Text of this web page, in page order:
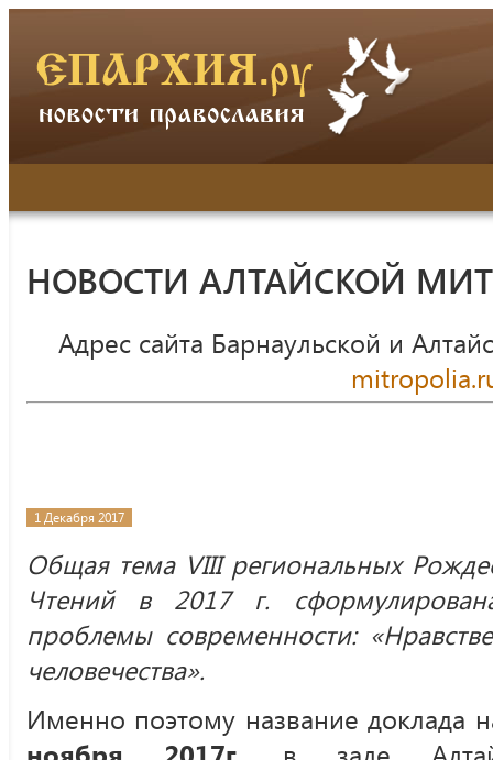
НОВОСТИ АЛТАЙСКОЙ
Адрес сайта Барнаульской и
1 Декабря 2017
Общая тема VIII региональных
Чтений в 2017 г.
проблемы современности:
человечества».
Именно поэтому название доклада